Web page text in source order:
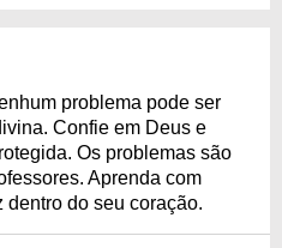
problema pode ser
Confie em Deus e
Os problemas são
Aprenda com
dentro do seu coração.